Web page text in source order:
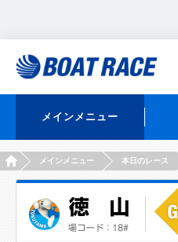
メインメニュー
HOMEメインメニュー 本日のレース